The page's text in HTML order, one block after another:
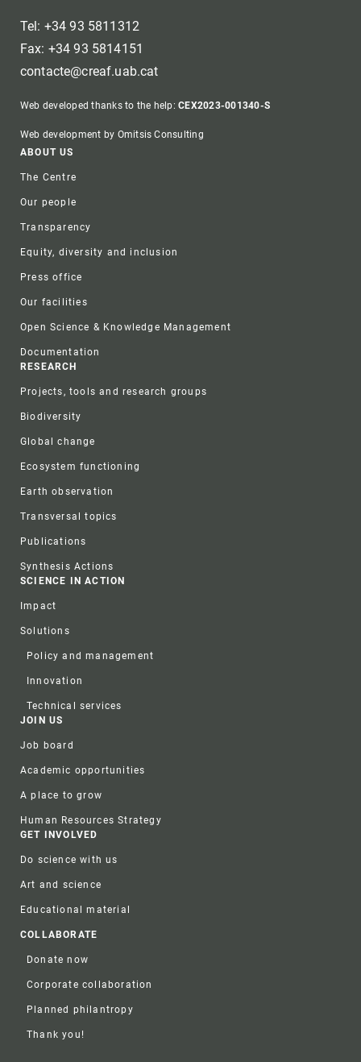
Tel: +34 93 5811312
Fax: +34 93 5814151
contacte@creaf.uab.cat
Web developed thanks to the help:CEX2023-001340-S
Web development by Omitsis Consulting
Footer
ABOUT US
The Centre
Our people
Transparency
Equity, diversity and inclusion
Press office
Our facilities
Open Science & Knowledge Management
Documentation
RESEARCH
Projects, tools and research groups
Biodiversity
Global change
Ecosystem functioning
Earth observation
Transversal topics
Publications
Synthesis Actions
SCIENCE IN ACTION
Impact
Solutions
Policy and management
Innovation
Technical services
JOIN US
Job board
Academic opportunities
A place to grow
Human Resources Strategy
GET INVOLVED
Do science with us
Art and science
Educational material
COLLABORATE
Donate now
Corporate collaboration
Planned philantropy
Thank you!